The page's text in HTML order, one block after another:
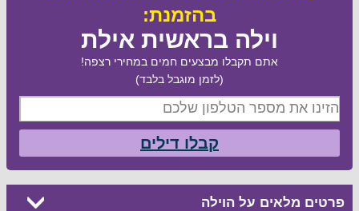
בהזמנת:
וילה בראשית אילת
אתם תקבלו מבצעים חמים במחירי רצפה!
(לזמן מוגבל בלבד)
קבלו דילים
פרטים מלאים על הוילה